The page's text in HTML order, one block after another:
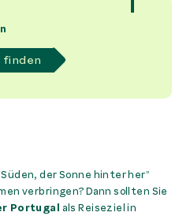
der Sonne hinter her”
verbringen? Dann sollten Sie
Portugal als Reiseziel in